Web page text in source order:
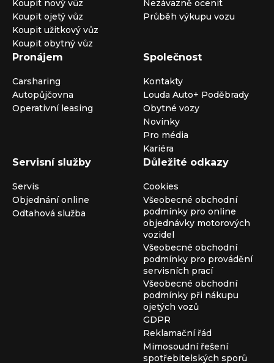
Koupit nový vůz
Koupit ojetý vůz
Koupit užitkový vůz
Koupit obytný vůz
Nezávazně ocenit
Průběh výkupu vozu
Pronájem
Carsharing
Autopůjčovna
Operativní leasing
Společnost
Kontakty
Louda Auto+ Poděbrady
Obytné vozy
Novinky
Pro média
Kariéra
Servisní služby
Servis
Objednání online
Odtahová služba
Důležité odkazy
Cookies
Všeobecné obchodní
podmínky pro online
objednávky motorových
vozidel
Všeobecné obchodní
podmínky pro provádění
servisních prací
Všeobecné obchodní
podmínky při nákupu
ojetých vozů
GDPR
Reklamační řád
Mimosoudní řešení
spotřebitelských sporů